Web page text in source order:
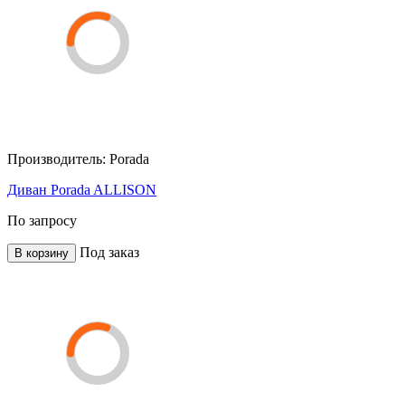
Производитель: Porada
Диван Porada ALLISON
По запросу
В корзину Под заказ